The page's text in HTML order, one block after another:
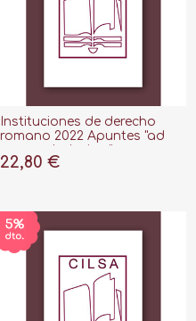
Instituciones de derecho
romano 2022 Apuntes "ad
22,80 €